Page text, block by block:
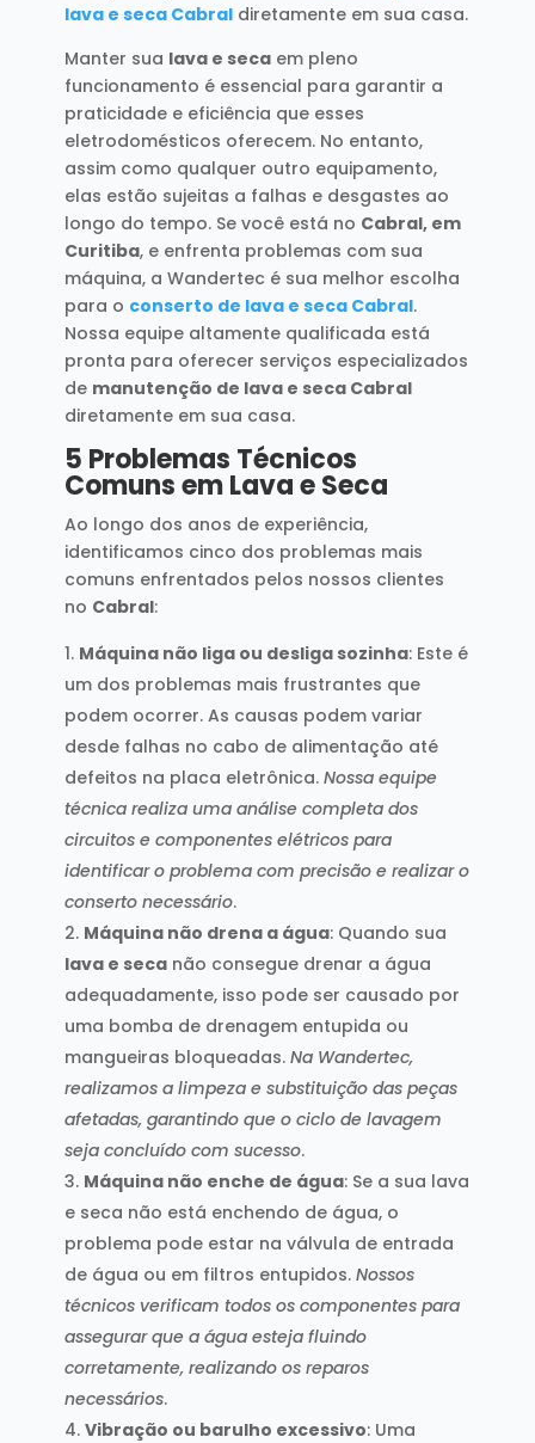
lava e seca Cabraldiretamente em sua casa.
Manter sua lava e secaem pleno
funcionamento é essencial para garantir a
praticidade e eficiência que esses
eletrodomésticos oferecem. No entanto,
assim como qualquer outro equipamento,
elas estão sujeitas a falhas e desgastes ao
longo do tempo. Se você está no Cabral, em
Curitiba, e enfrenta problemas com sua
máquina, a Wandertec é sua melhor escolha
para o conserto de lava e seca Cabral.
Nossa equipe altamente qualificada está
pronta para oferecer serviços especializados
de manutenção de lava e seca Cabral
diretamente em sua casa.
5 Problemas Técnicos
Comuns em Lava e Seca
Ao longo dos anos de experiência,
identificamos cinco dos problemas mais
comuns enfrentados pelos nossos clientes
no Cabral:
Máquina não liga ou desliga sozinha: Este é
um dos problemas mais frustrantes que
podem ocorrer. As causas podem variar
desde falhas no cabo de alimentação até
defeitos na placa eletrônica. Nossa equipe
técnica realiza uma análise completa dos
circuitos e componentes elétricos para
identificar o problema com precisão e realizar o
conserto necessário.
Máquina não drena a água: Quando sua
lava e secanão consegue drenar a água
adequadamente, isso pode ser causado por
uma bomba de drenagem entupida ou
mangueiras bloqueadas. Na Wandertec,
realizamos a limpeza e substituição das peças
afetadas, garantindo que o ciclo de lavagem
seja concluído com sucesso.
Máquina não enche de água: Se a sua lava
e seca não está enchendo de água, o
problema pode estar na válvula de entrada
de água ou em filtros entupidos. Nossos
técnicos verificam todos os componentes para
assegurar que a água esteja fluindo
corretamente, realizando os reparos
necessários.
Vibração ou barulho excessivo: Uma